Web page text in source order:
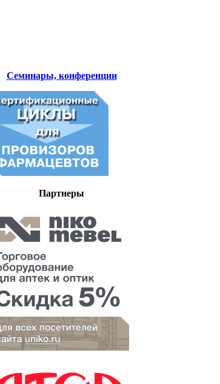
Семинары, конференции
Партнеры